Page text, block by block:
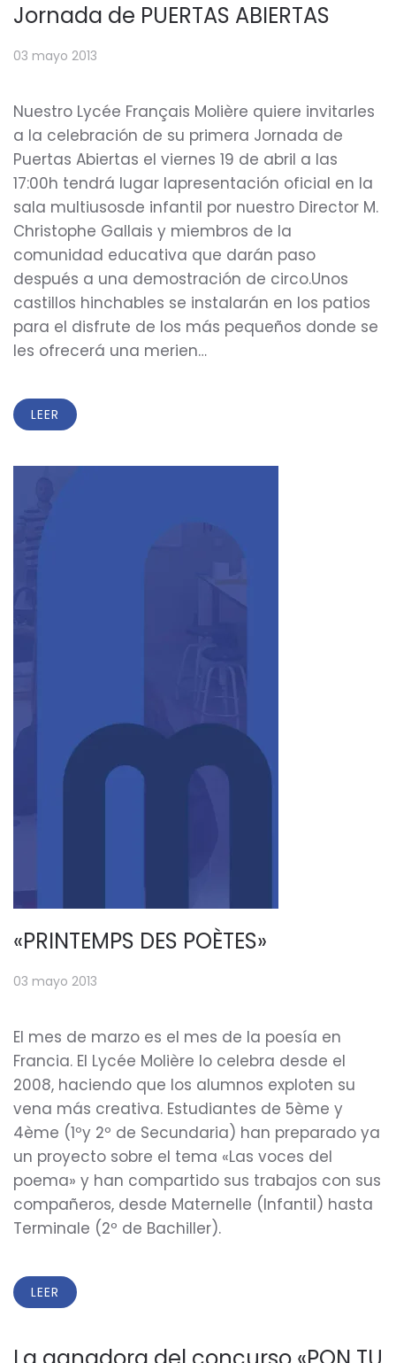
Jornada de PUERTAS ABIERTAS
03 mayo 2013
Nuestro Lycée Français Molière quiere invitarles
a la celebración de su primera Jornada de
Puertas Abiertas el viernes 19 de abril a las
17:00h tendrá lugar lapresentación oficial en la
sala multiusosde infantil por nuestro Director M.
Christophe Gallais y miembros de la
comunidad educativa que darán paso
después a una demostración de circo.Unos
castillos hinchables se instalarán en los patios
para el disfrute de los más pequeños donde se
les ofrecerá una merien…
LEER
«PRINTEMPS DES POÈTES»
03 mayo 2013
El mes de marzo es el mes de la poesía en
Francia. El Lycée Molière lo celebra desde el
2008, haciendo que los alumnos exploten su
vena más creativa. Estudiantes de 5ème y
4ème (1ºy 2º de Secundaria) han preparado ya
un proyecto sobre el tema «Las voces del
poema» y han compartido sus trabajos con sus
compañeros, desde Maternelle (Infantil) hasta
Terminale (2º de Bachiller).
LEER